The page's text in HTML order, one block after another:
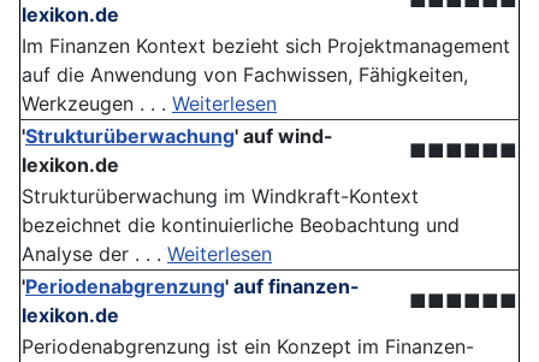
lexikon.de
Im Finanzen Kontext bezieht sich Projektmanagement
auf die Anwendung von Fachwissen, Fähigkeiten,
Werkzeugen . . . Weiterlesen
'Strukturüberwachung' auf wind-
lexikon.de
■■■■■■
Strukturüberwachung im Windkraft-Kontext
bezeichnet die kontinuierliche Beobachtung und
Analyse der . . . Weiterlesen
'Periodenabgrenzung' auf finanzen-
lexikon.de
■■■■■■
Periodenabgrenzung ist ein Konzept im Finanzen-